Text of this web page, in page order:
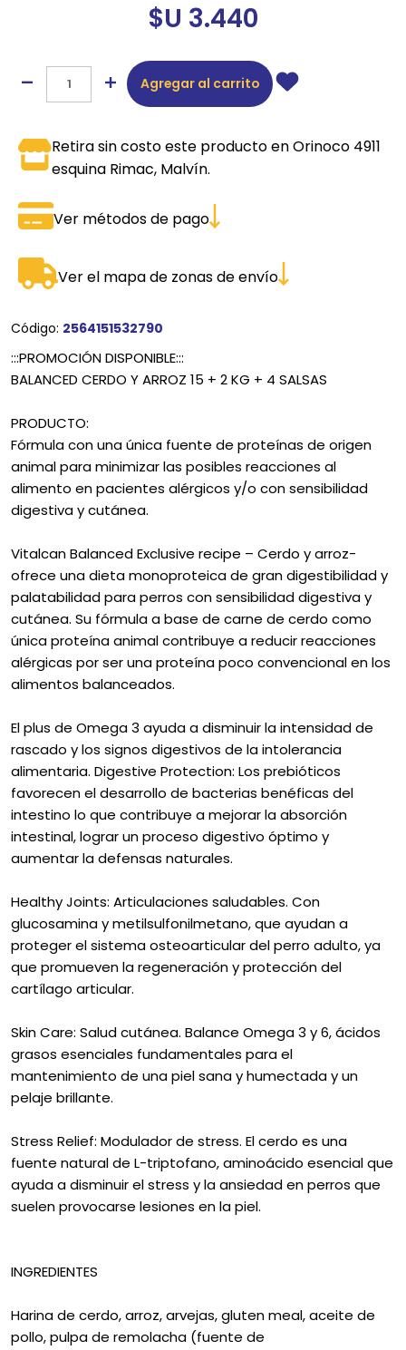
$U 3.440
Agregar al carrito
Retira sin costo este producto en Orinoco 4911
esquina Rimac, Malvín.
Ver métodos de pago
Ver el mapa de zonas de envío
Código: 2564151532790
:::PROMOCIÓN DISPONIBLE:::
BALANCED CERDO Y ARROZ 15 + 2 KG + 4 SALSAS
PRODUCTO:
Fórmula con una única fuente de proteínas de origen
animal para minimizar las posibles reacciones al
alimento en pacientes alérgicos y/o con sensibilidad
digestiva y cutánea.
Vitalcan Balanced Exclusive recipe – Cerdo y arroz-
ofrece una dieta monoproteica de gran digestibilidad y
palatabilidad para perros con sensibilidad digestiva y
cutánea. Su fórmula a base de carne de cerdo como
única proteína animal contribuye a reducir reacciones
alérgicas por ser una proteína poco convencional en los
alimentos balanceados.
El plus de Omega 3 ayuda a disminuir la intensidad de
rascado y los signos digestivos de la intolerancia
alimentaria. Digestive Protection: Los prebióticos
favorecen el desarrollo de bacterias benéficas del
intestino lo que contribuye a mejorar la absorción
intestinal, lograr un proceso digestivo óptimo y
aumentar la defensas naturales.
Healthy Joints: Articulaciones saludables. Con
glucosamina y metilsulfonilmetano, que ayudan a
proteger el sistema osteoarticular del perro adulto, ya
que promueven la regeneración y protección del
cartílago articular.
Skin Care: Salud cutánea. Balance Omega 3 y 6, ácidos
grasos esenciales fundamentales para el
mantenimiento de una piel sana y humectada y un
pelaje brillante.
Stress Relief: Modulador de stress. El cerdo es una
fuente natural de L-triptofano, aminoácido esencial que
ayuda a disminuir el stress y la ansiedad en perros que
suelen provocarse lesiones en la piel.
INGREDIENTES
Harina de cerdo, arroz, arvejas, gluten meal, aceite de
pollo, pulpa de remolacha (fuente de